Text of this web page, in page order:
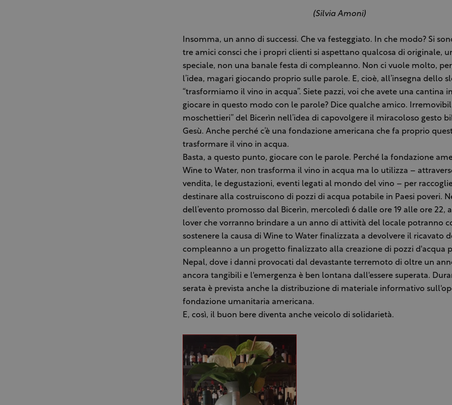
(Silvia Amoni)
Insomma, un anno di successi. Che va festeggiato. In che modo? Si
tre amici consci che i propri clienti si aspettano qualcosa di originale,
speciale, non una banale festa di compleanno. Non ci vuole molto,
l’idea, magari giocando proprio sulle parole. E, cioè, all’insegna dello
“trasformiamo il vino in acqua”. Siete pazzi, voi che avete una cantina
giocare in questo modo con le parole? Dice qualche amico.
moschettieri” del Bicerìn nell’idea di capovolgere il miracoloso gesto
Gesù. Anche perché c’è una fondazione americana che fa proprio
trasformare il vino in acqua.
Basta, a questo punto, giocare con le parole. Perché la fondazione
Wine to Water, non trasforma il vino in acqua ma lo utilizza –
vendita, le degustazioni, eventi legati al mondo del vino – per
destinare alla costruiscono di pozzi di acqua potabile in Paesi poveri.
dell’evento promosso dal Bicerìn, mercoledì 6 dalle ore 19 alle ore 22,
lover che vorranno brindare a un anno di attività del locale potranno
sostenere la causa di Wine to Water finalizzata a devolvere il ricavato
compleanno a un progetto finalizzato alla creazione di pozzi d'acqua
Nepal, dove i danni provocati dal devastante terremoto di oltre un
ancora tangibili e l'emergenza è ben lontana dall'essere superata.
serata è prevista anche la distribuzione di materiale informativo
fondazione umanitaria americana.
E, così, il buon bere diventa anche veicolo di solidarietà.